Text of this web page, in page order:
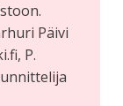
Päivi
P.